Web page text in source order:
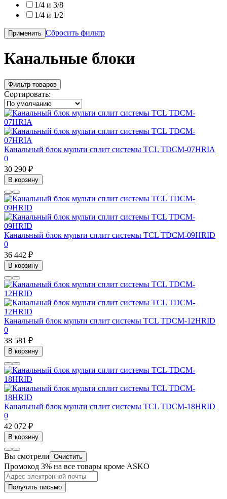
1/4 и 3/8
1/4 и 1/2
Применить Сбросить фильтр
Канальные блоки
Фильтр товаров
Сортировать:
Канальный блок мульти сплит системы TCL TDCM-07HRIA
0
30 290 ₽
В корзину
Канальный блок мульти сплит системы TCL TDCM-09HRID
0
36 442 ₽
В корзину
Канальный блок мульти сплит системы TCL TDCM-12HRID
0
38 581 ₽
В корзину
Канальный блок мульти сплит системы TCL TDCM-18HRID
0
42 072 ₽
В корзину
Вы смотрели Очистить
Промокод 3% на все товары кроме ASKO
Получить письмо